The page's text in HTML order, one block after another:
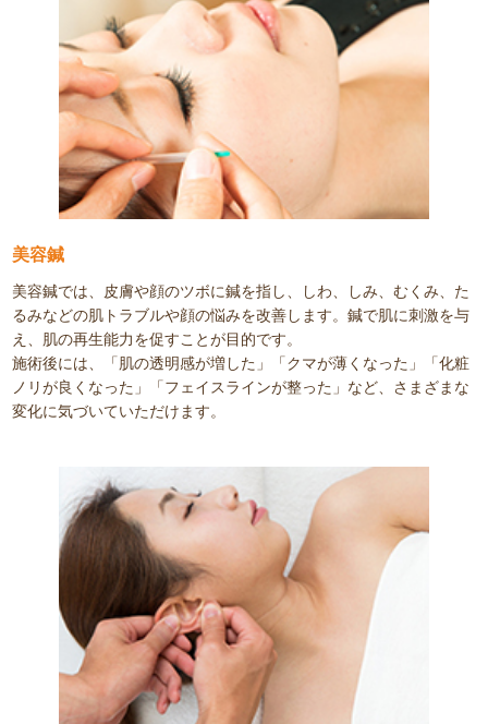
美容鍼
美容鍼では、皮膚や顔のツボに鍼を指し、しわ、しみ、むくみ、た
るみなどの肌トラブルや顔の悩みを改善します。鍼で肌に刺激を与
え、肌の再生能力を促すことが目的です。
施術後には、「肌の透明感が増した」「クマが薄くなった」「化粧
ノリが良くなった」「フェイスラインが整った」など、さまざまな
変化に気づいていただけます。